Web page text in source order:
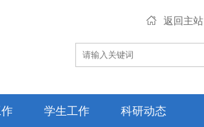
返回主站
学生工作 科研动态